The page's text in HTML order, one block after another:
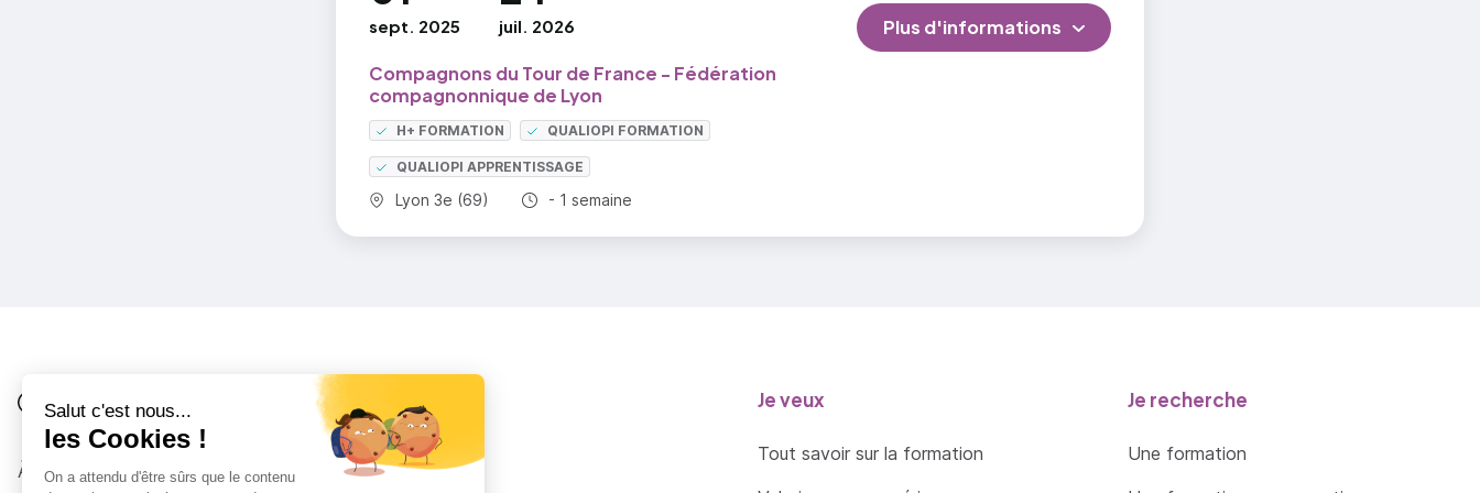
sept. 2025 juil. 2026
Compagnons du Tour de France - Fédération
compagnonnique de Lyon
H+ FORMATION QUALIOPI FORMATION
QUALIOPI APPRENTISSAGE
Commune :
Lyon 3e (69) Durée totale :
- 1 semaine
Plus d'informations
Côté Formations
À propos
Je suis
Au collège
Je veux
Tout savoir sur la formation
Je recherche
Une formation